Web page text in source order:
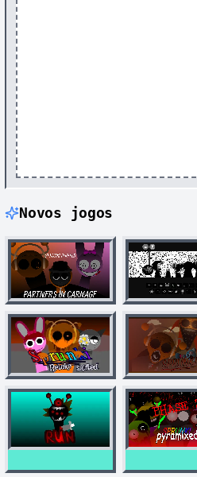
Novos jogos